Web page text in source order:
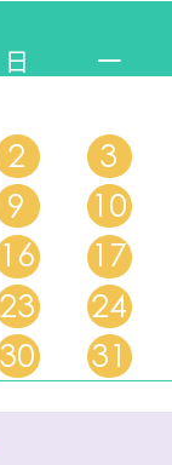
日 一
2
3
9
10
17
24
31